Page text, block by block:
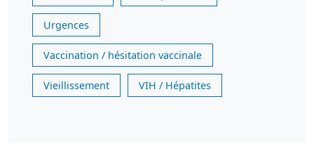
Urgences
Vaccination / hésitation vaccinale
Vieillissement VIH / Hépatites